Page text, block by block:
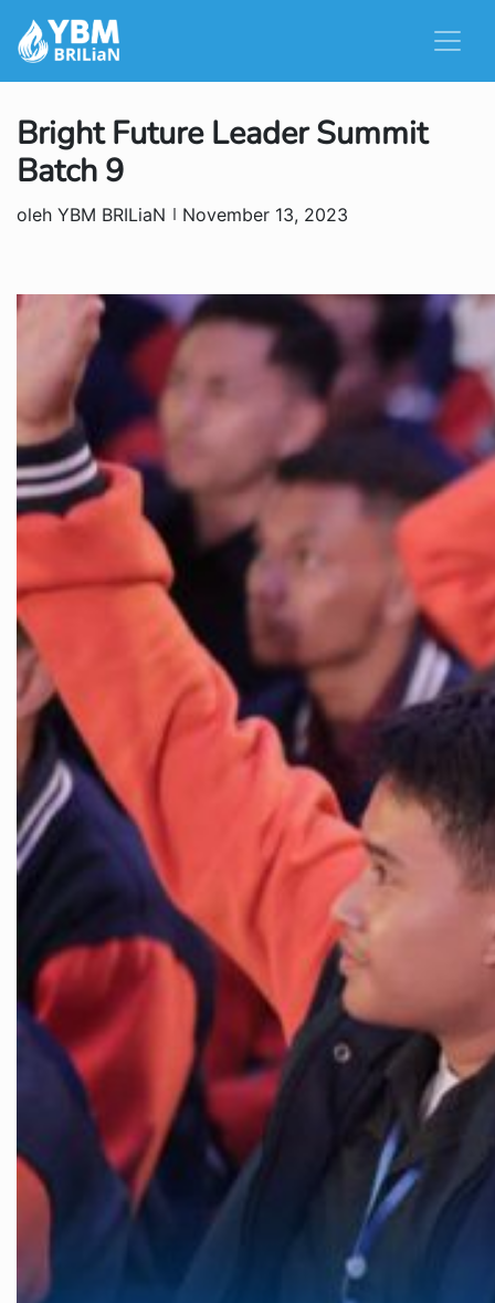
Bright Future Leader Summit
Batch 9
oleh YBM BRILiaN November 13, 2023